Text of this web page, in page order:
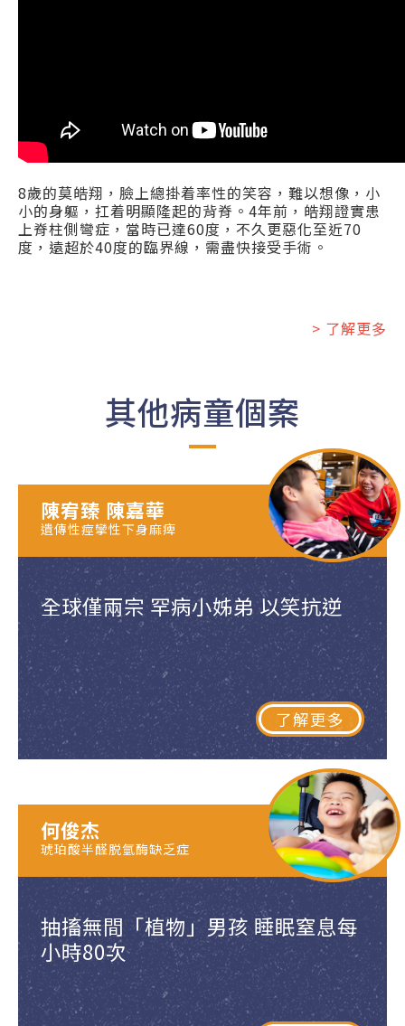
8歲的莫皓翔，臉上總掛着率性的笑容，難以想像，小
小的身軀，扛着明顯隆起的背脊。4年前，皓翔證實患
上脊柱側彎症，當時已達60度，不久更惡化至近70
度，遠超於40度的臨界線，需盡快接受手術。
> 了解更多
其他病童個案
全球僅兩宗 罕病小姊弟 以笑抗逆
了解更多
陳宥臻 陳嘉華
遺傳性痙攣性下身麻痺
抽搐無間「植物」男孩 睡眠窒息每
小時80次
何俊杰
琥珀酸半醛脱氫酶缺乏症